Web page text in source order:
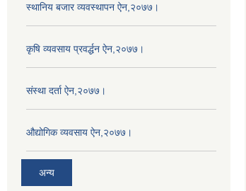
स्थानिय बजार व्यवस्थापन ऐन,२०७७।
कृषि व्यवसाय प्रवर्द्धन ऐन,२०७७।
संस्था दर्ता ऐन,२०७७।
औद्योगिक व्यवसाय ऐन,२०७७।
अन्य